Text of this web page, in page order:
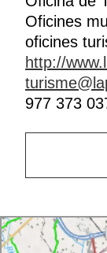
Oficines
oficines
http://
977 373